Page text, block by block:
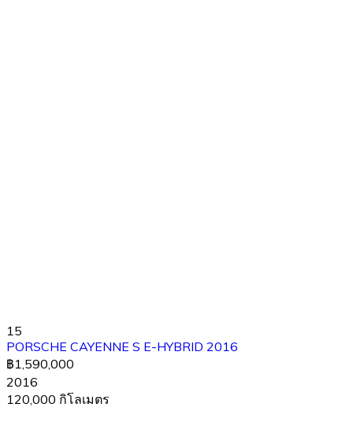
15
PORSCHE CAYENNE S E-HYBRID 2016
฿1,590,000
2016
120,000 กิโลเมตร